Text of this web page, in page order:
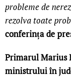
probleme de
rezolva toate
conferința de
Primarul Marius
ministrului în